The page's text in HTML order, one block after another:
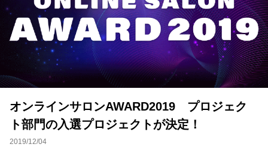
KEYWORD
キーワード
カルチャー エンターテインメント 学び
インタビュー スキルアップ
イベントレポート ライフスタイル
イベント 音楽 占い 恋愛
オンラインサロンAWARD2019 プロジェク
ト部門の入選プロジェクトが決定！
2019/12/04